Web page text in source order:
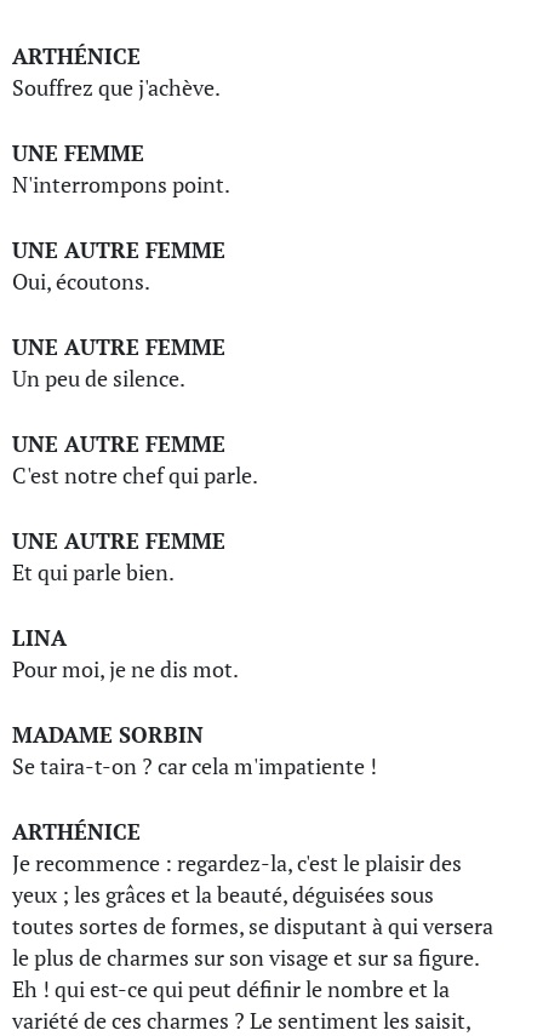
ARTHÉNICE
Souffrez que j'achève.
UNE FEMME
N'interrompons point.
UNE AUTRE FEMME
Oui, écoutons.
UNE AUTRE FEMME
Un peu de silence.
UNE AUTRE FEMME
C'est notre chef qui parle.
UNE AUTRE FEMME
Et qui parle bien.
LINA
Pour moi, je ne dis mot.
MADAME SORBIN
Se taira-t-on ? car cela m'impatiente !
ARTHÉNICE
Je recommence : regardez-la, c'est le plaisir des
yeux ; les grâces et la beauté, déguisées sous
toutes sortes de formes, se disputant à qui versera
le plus de charmes sur son visage et sur sa figure.
Eh ! qui est-ce qui peut définir le nombre et la
variété de ces charmes ? Le sentiment les saisit,